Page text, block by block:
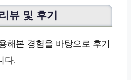
뷰 및 후기
해본 경험을 바탕으로 후기
다.